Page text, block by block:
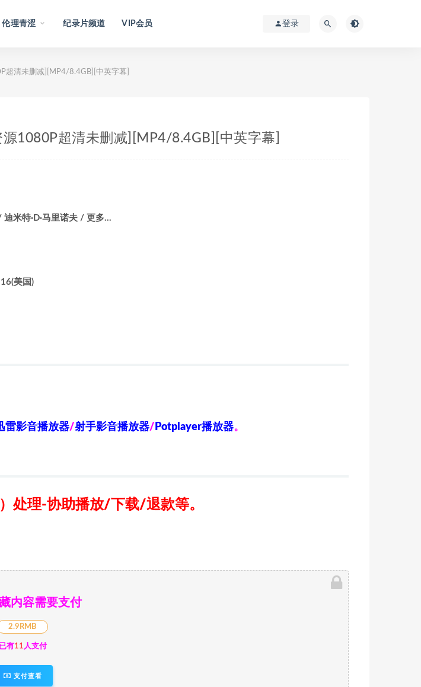
伦理青涩 纪录片频道 VIP会员 登录
超清未删减][MP4/8.4GB][中英字幕]
1080P超清未删减][MP4/8.4GB][中英字幕]
米特·D·马里诺夫 / 更多…
美国)
雷影音播放器/射手影音播放器/ Potplayer播放器。
处理-协助播放/下载/退款等。
内容需要支付
2.9RMB
已有11人支付
支付查看